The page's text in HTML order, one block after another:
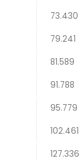
73.430
79.241
81.589
91.788
95.779
102.461
127.336